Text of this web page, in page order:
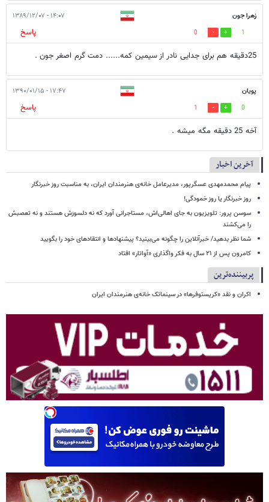
زهرا جون ۱۴:۰۷ - ۱۳۸۹/۱۲/۰۷
1
0
پاسخ
25دقیقه هم برای جدایی نادر از سیمین کمه...... دمت گرم اصغر جون .
پویان ۱۷:۴۷ - ۱۳۹۰/۰۱/۱۵
0
1
پاسخ
آخه 25 دقیقه مگه میشه .
آخرین اخبار
پیام محمدمهدی عسگرپور، مدیرعامل خانه‌ی هنرمندان ایران، به مناسبت روز خبرنگار
روز خبرنگار یا روز خمودگی!
سوسن پرور: تلویزیون به جای اهالی‌اش، مستاجرانی آورد که نه دلسوزش هستند و نه تعصبش
را می‌کشند
شما نظر بدهید/ خبرآنلاین را چگونه می‌بینید؟ پیشنهادها و انتقادهای خود را بگویید
کامرون پس از ۲۱ سال به فکر واگذاری «آواتار» افتاد
پربیننده‌ترین
اکران و نقد «کریستوفرها» در سینماتک خانه‌ی هنرمندان ایران